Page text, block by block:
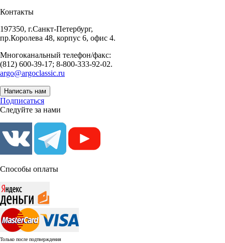
Контакты
197350, г.Санкт-Петербург,
пр.Королева 48, корпус 6, офис 4.
Многоканальный телефон/факс:
(812) 600-39-17; 8-800-333-92-02.
argo@argoclassic.ru
Написать нам
Подписаться
Следуйте за нами
Способы оплаты
Только после подтверждения